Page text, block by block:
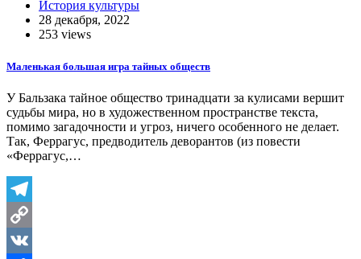
История культуры
28 декабря, 2022
253 views
Маленькая большая игра тайных обществ
У Бальзака тайное общество тринадцати за кулисами вершит
судьбы мира, но в художественном пространстве текста,
помимо загадочности и угроз, ничего особенного не делает.
Так, Феррагус, предводитель деворантов (из повести
«Феррагус,…
Telegram
Copy